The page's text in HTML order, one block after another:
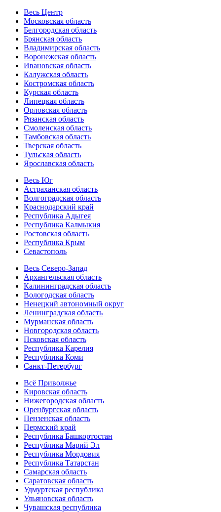
Весь Центр
Московская область
Белгородская область
Брянская область
Владимирская область
Воронежская область
Ивановская область
Калужская область
Костромская область
Курская область
Липецкая область
Орловская область
Рязанская область
Смоленская область
Тамбовская область
Тверская область
Тульская область
Ярославская область
Весь Юг
Астраханская область
Волгоградская область
Краснодарский край
Республика Адыгея
Республика Калмыкия
Ростовская область
Республика Крым
Севастополь
Весь Северо-Запад
Архангельская область
Калининградская область
Вологодская область
Ненецкий автономный округ
Ленинградская область
Мурманская область
Новгородская область
Псковская область
Республика Карелия
Республика Коми
Санкт-Петербург
Всё Приволжье
Кировская область
Нижегородская область
Оренбургская область
Пензенская область
Пермский край
Республика Башкортостан
Республика Марий Эл
Республика Мордовия
Республика Татарстан
Самарская область
Саратовская область
Удмуртская республика
Ульяновская область
Чувашская республика